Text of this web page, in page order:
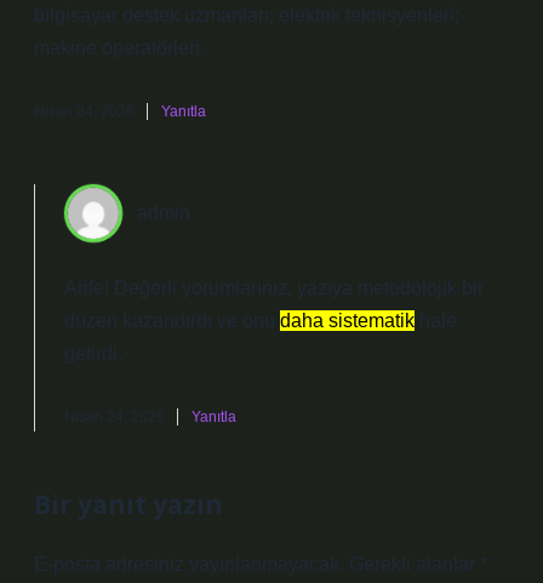
bilgisayar destek uzmanları; elektrik teknisyenleri;
makine operatörleri.
Nisan 24, 2026 Yanıtla
admin
Arife! Değerli yorumlarınız, yazıya metodolojik bir
düzen kazandırdı ve onu daha sistematik hale
getirdi.
Nisan 24, 2026 Yanıtla
Bir yanıt yazın
E-posta adresiniz yayınlanmayacak. Gerekli alanlar *